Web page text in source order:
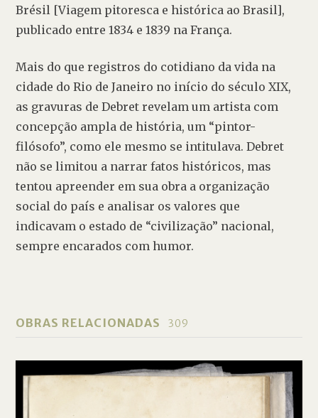
Brésil [Viagem pitoresca e histórica ao Brasil],
publicado entre 1834 e 1839 na França.
Mais do que registros do cotidiano da vida na
cidade do Rio de Janeiro no início do século XIX,
as gravuras de Debret revelam um artista com
concepção ampla de história, um “pintor-
filósofo”, como ele mesmo se intitulava. Debret
não se limitou a narrar fatos históricos, mas
tentou apreender em sua obra a organização
social do país e analisar os valores que
indicavam o estado de “civilização” nacional,
sempre encarados com humor.
OBRAS RELACIONADAS 309